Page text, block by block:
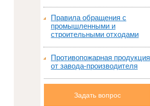
Правила обращения с
промышленными и
строительными отходами
Противопожарная продукция
от завода-производителя
Задать вопрос